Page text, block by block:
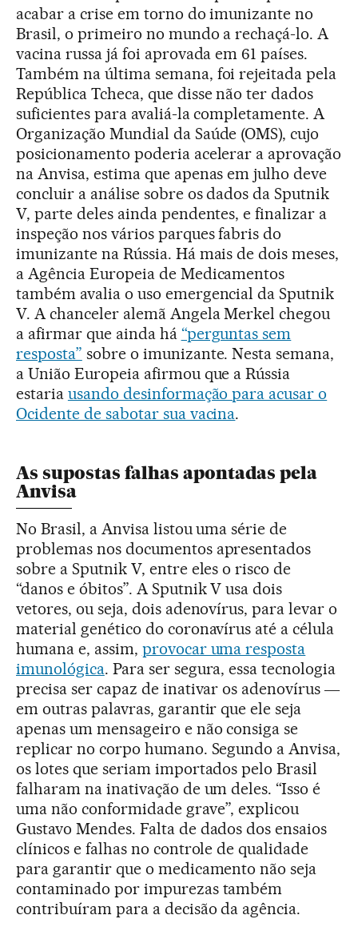
acabar a crise em torno do imunizante no
Brasil, o primeiro no mundo a rechaçá-lo. A
vacina russa já foi aprovada em 61 países.
Também na última semana, foi rejeitada pela
República Tcheca, que disse não ter dados
suficientes para avaliá-la completamente. A
Organização Mundial da Saúde (OMS), cujo
posicionamento poderia acelerar a aprovação
na Anvisa, estima que apenas em julho deve
concluir a análise sobre os dados da Sputnik
V, parte deles ainda pendentes, e finalizar a
inspeção nos vários parques fabris do
imunizante na Rússia. Há mais de dois meses,
a Agência Europeia de Medicamentos
também avalia o uso emergencial da Sputnik
V. A chanceler alemã Angela Merkel chegou
a afirmar que ainda há “perguntas sem
resposta” sobre o imunizante. Nesta semana,
a União Europeia afirmou que a Rússia
estaria usando desinformação para acusar o
Ocidente de sabotar sua vacina.
As supostas falhas apontadas pela
Anvisa
No Brasil, a Anvisa listou uma série de
problemas nos documentos apresentados
sobre a Sputnik V, entre eles o risco de
“danos e óbitos”. A Sputnik V usa dois
vetores, ou seja, dois adenovírus, para levar o
material genético do coronavírus até a célula
humana e, assim, provocar uma resposta
imunológica. Para ser segura, essa tecnologia
precisa ser capaz de inativar os adenovírus ―
em outras palavras, garantir que ele seja
apenas um mensageiro e não consiga se
replicar no corpo humano. Segundo a Anvisa,
os lotes que seriam importados pelo Brasil
falharam na inativação de um deles. “Isso é
uma não conformidade grave”, explicou
Gustavo Mendes. Falta de dados dos ensaios
clínicos e falhas no controle de qualidade
para garantir que o medicamento não seja
contaminado por impurezas também
contribuíram para a decisão da agência.